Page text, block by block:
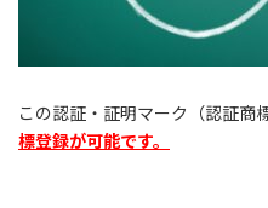
この認証・証明マーク（認証商
標登録が可能です。